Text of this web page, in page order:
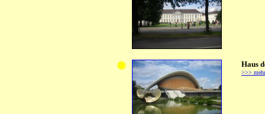
Haus
>>> mehr